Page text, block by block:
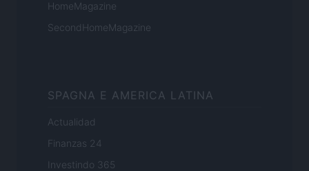
HomeMagazine
SecondHomeMagazine
SPAGNA E AMERICA LATINA
Actualidad
Finanzas 24
Investindo 365